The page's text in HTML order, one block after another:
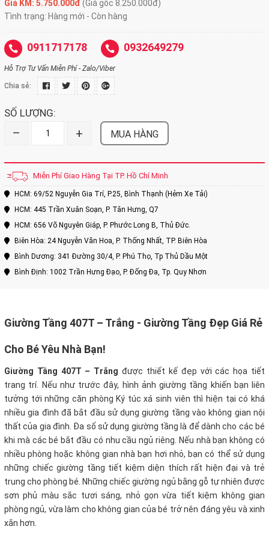
Giá KM: 5.750.000đ (Giá gốc 8.250.000đ)
Tình trạng: Hàng mới - Còn hàng
0911717178 0932649279
Hỗ Trợ Tư Vấn Miễn Phí - Zalo/Viber
Chia sẻ:
SỐ LƯỢNG:
– + MUA HÀNG
Miễn Phí Giao Hàng Tại TP. Hồ Chí Minh
HCM: 69/52 Nguyễn Gia Trí, P.25, Bình Thạnh (Hẻm Xe Tải)
HCM: 445 Trần Xuân Soạn, P. Tân Hưng, Q7
HCM: 656 Võ Nguyên Giáp, P. Phước Long B, Thủ Đức.
Biên Hòa: 24 Nguyễn Văn Hoa, P. Thống Nhất, TP. Biên Hòa
Bình Dương: 341 Đường 30/4, P. Phú Thọ, Tp Thủ Dầu Một
Bình Định: 1002 Trần Hưng Đạo, P. Đống Đa, Tp. Quy Nhơn
Giường Tầng 407T – Trắng - Giường Tầng Đẹp Giá Rẻ
Cho Bé Yêu Nhà Bạn!
Giường Tầng 407T – Trắng được thiết kế đẹp với các họa tiết
trang trí. Nếu như trước đây, hình ảnh giường tầng khiến bạn liên
tưởng tới những căn phòng Ký túc xá sinh viên thì hiện tại có khá
nhiều gia đình đã bắt đầu sử dụng giường tầng vào không gian nội
thất của gia đình. Đa số sử dụng giường tầng là để dành cho các bé
khi mà các bé bắt đầu có nhu cầu ngủ riêng. Nếu nhà bạn không có
nhiều phòng hoặc không gian nhà bạn hơi nhỏ, bạn có thể sử dụng
những chiếc giường tầng tiết kiệm diện thích rất hiện đại và trẻ
trung cho phòng bé. Những chiếc giường ngủ bằng gỗ tự nhiên được
sơn phủ màu sắc tươi sáng, nhỏ gọn vừa tiết kiệm không gian
phòng ngủ, vừa làm cho không gian của bé trở nên đáng yêu và xinh
xắn hơn.